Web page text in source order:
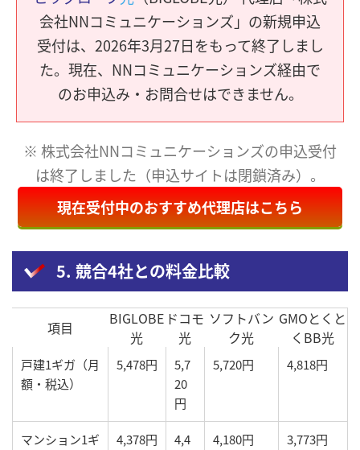
会社NNコミュニケーションズ」の新規申込
受付は、2026年3月27日をもって終了しまし
た。現在、NNコミュニケーションズ経由で
のお申込み・お問合せはできません。
※ 株式会社NNコミュニケーションズの申込受付
は終了しました（申込サイトは閉鎖済み）。
現在受付中のおすすめ代理店はこちら
5. 競合4社との料金比較
項目
BIGLOBE
光
ドコモ
光
ソフトバン
ク光
GMOとくと
くBB光
戸建1ギガ（月
額・税込）
5,478円
5,7
20
円
5,720円 4,818円
マンション1ギ
4,378円
4,4
4,180円 3,773円